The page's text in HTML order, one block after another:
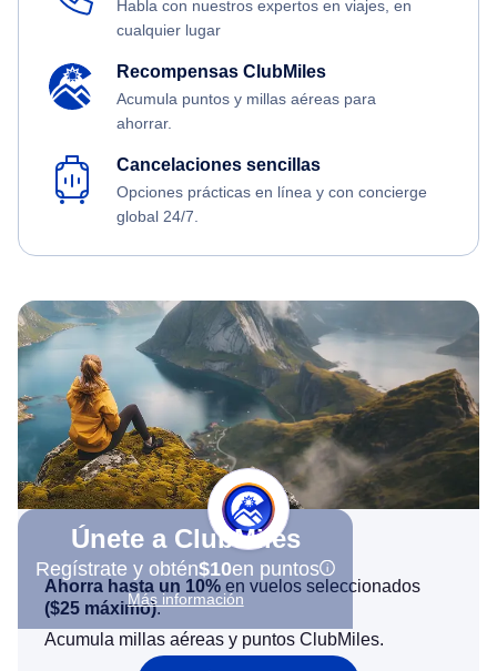
Habla con nuestros expertos en viajes, en
cualquier lugar
Recompensas ClubMiles
Acumula puntos y millas aéreas para
ahorrar.
Cancelaciones sencillas
Opciones prácticas en línea y con concierge
global 24/7.
Únete a ClubMiles
Regístrate y obtén$10en puntos
Más información
Ahorra hasta un 10% en vuelos seleccionados
($25 máximo).
Acumula millas aéreas y puntos ClubMiles.